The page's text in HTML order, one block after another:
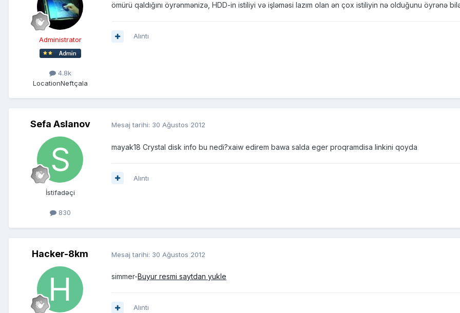
Administrator
4.8k
LocationNeftçala
ömürü qaldığını öyrənmənizə, HDD-in istiliyi və işləməsi lazım olan ən çox istiliyin nə olduğunu öyrənə
Alıntı
Sefa Aslanov
İstifadəçi
830
Mesaj tarihi: 30 Ağustos 2012
mayak18 Crystal disk info bu nedi?xaiw edirem bawa salda eger proqramdisa linkini qoyda
Alıntı
Hacker-8km Mesaj tarihi: 30 Ağustos 2012
simmer-Buyur resmi saytdan yukle
Alıntı